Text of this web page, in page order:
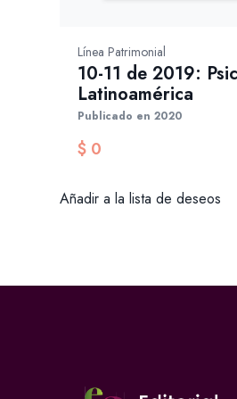
Línea Patrimonial
10-11 de 2019:
Latinoamérica
Publicado en 2020
$ 0
Añadir a la lista de deseos